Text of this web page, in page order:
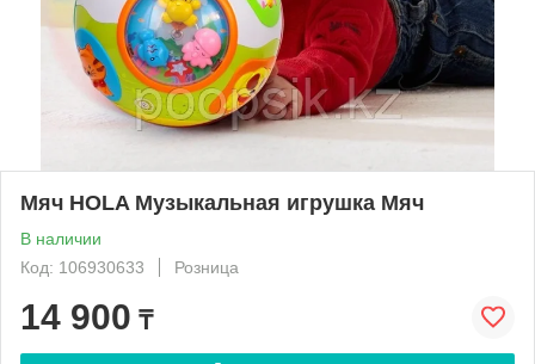
Мяч HOLA Музыкальная игрушка Мяч
В наличии
Код: 106930633
Розница
14 900 ₸